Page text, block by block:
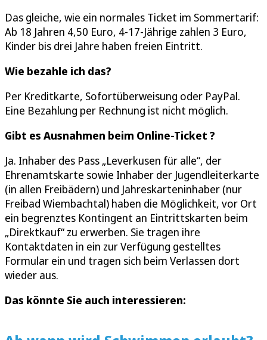
Das gleiche, wie ein normales Ticket im Sommertarif:
Ab 18 Jahren 4,50 Euro, 4-17-Jährige zahlen 3 Euro,
Kinder bis drei Jahre haben freien Eintritt.
Wie bezahle ich das?
Per Kreditkarte, Sofortüberweisung oder PayPal.
Eine Bezahlung per Rechnung ist nicht möglich.
Gibt es Ausnahmen beim Online-Ticket ?
Ja. Inhaber des Pass „Leverkusen für alle“, der
Ehrenamtskarte sowie Inhaber der Jugendleiterkarte
(in allen Freibädern) und Jahreskarteninhaber (nur
Freibad Wiembachtal) haben die Möglichkeit, vor Ort
ein begrenztes Kontingent an Eintrittskarten beim
„Direktkauf“ zu erwerben. Sie tragen ihre
Kontaktdaten in ein zur Verfügung gestelltes
Formular ein und tragen sich beim Verlassen dort
wieder aus.
Das könnte Sie auch interessieren: